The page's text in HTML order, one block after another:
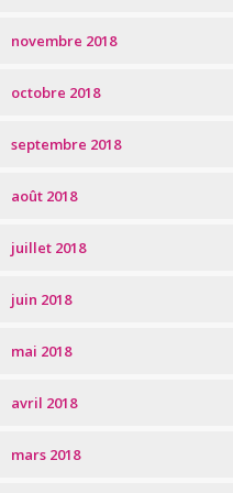
novembre 2018
octobre 2018
septembre 2018
août 2018
juillet 2018
juin 2018
mai 2018
avril 2018
mars 2018